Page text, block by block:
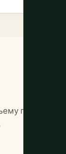
городов